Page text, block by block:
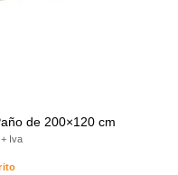
de 200×120 cm
+ Iva